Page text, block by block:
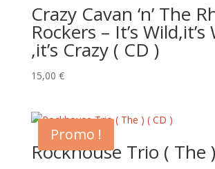
Crazy Cavan ‘n’ The
Rockers – It’s Wild,it’s
,it’s Crazy ( CD )
15,00 €
Promo !
Rockhouse Trio ( The